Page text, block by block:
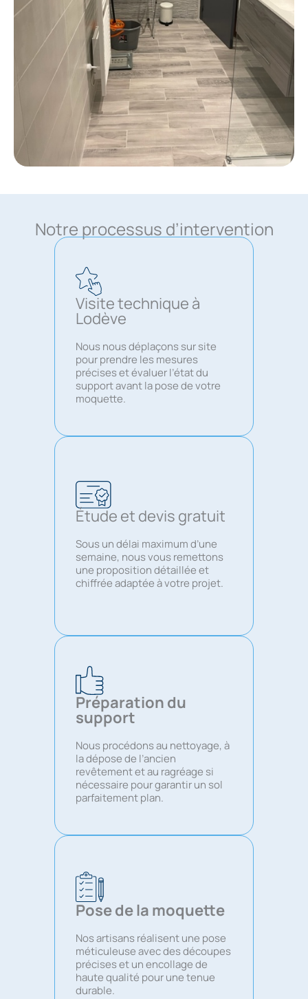
Notre processus d’intervention
Visite technique à
Lodève
Nous nous déplaçons sur site
pour prendre les mesures
précises et évaluer l’état du
support avant la pose de votre
moquette.
Étude et devis gratuit
Sous un délai maximum d’une
semaine, nous vous remettons
une proposition détaillée et
chiffrée adaptée à votre projet.
Préparation du
support
Nous procédons au nettoyage, à
la dépose de l’ancien
revêtement et au ragréage si
nécessaire pour garantir un sol
parfaitement plan.
Pose de la moquette
Nos artisans réalisent une pose
méticuleuse avec des découpes
précises et un encollage de
haute qualité pour une tenue
durable.